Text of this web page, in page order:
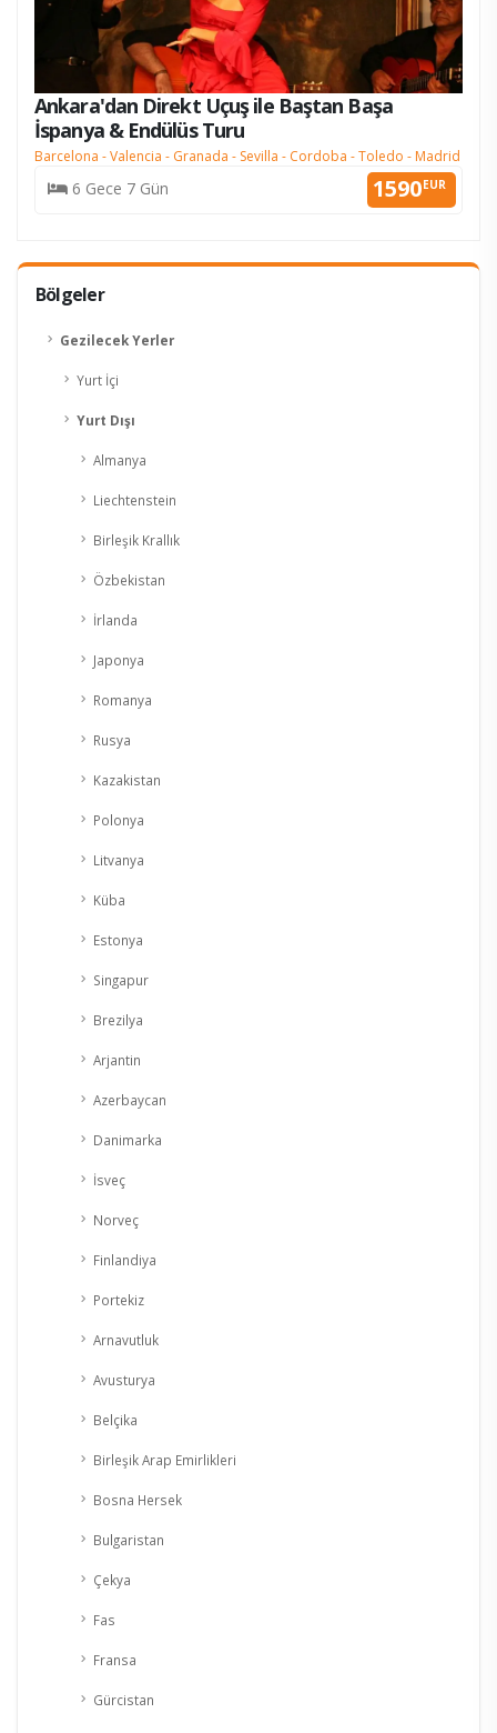
Bölgeler
Gezilecek Yerler
Yurt İçi
Yurt Dışı
Almanya
Liechtenstein
Birleşik Krallık
Özbekistan
İrlanda
Japonya
Romanya
Rusya
Kazakistan
Polonya
Litvanya
Küba
Estonya
Singapur
Brezilya
Arjantin
Azerbaycan
Danimarka
İsveç
Norveç
Finlandiya
Portekiz
Arnavutluk
Avusturya
Belçika
Birleşik Arap Emirlikleri
Bosna Hersek
Bulgaristan
Çekya
Fas
Fransa
Gürcistan
Ankara'dan Direkt Uçuş ile Baştan Başa
İspanya & Endülüs Turu
Barcelona - Valencia - Granada - Sevilla - Cordoba - Toledo - Madrid
6 Gece 7 Gün 1590EUR